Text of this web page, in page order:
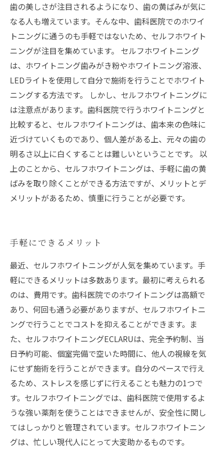
歯の美しさが注目されるようになり、歯の黄ばみが気に
なる人も増えています。そんな中、歯科医院でのホワイ
トニングに通うのも手軽ではないため、セルフホワイト
ニングが注目を集めています。 セルフホワイトニング
は、ホワイトニング歯みがき粉やホワイトニング溶液、
LEDライトを使用して自分で施術を行うことでホワイト
ニングする方法です。 しかし、セルフホワイトニングに
は注意点があります。歯科医院で行うホワイトニングと
比較すると、セルフホワイトニングは、歯本来の色味に
近づけていくものであり、個人差がある上、元々の歯の
明るさ以上に白くすることは難しいということです。 以
上のことから、セルフホワイトニングは、手軽に歯の黄
ばみを取り除くことができる方法ですが、メリットとデ
メリットがあるため、慎重に行うことが必要です。
手軽にできるメリット
最近、セルフホワイトニングが人気を集めています。手
軽にできるメリットは多数あります。最初に考えられる
のは、費用です。歯科医院でのホワイトニングは高額で
あり、何回も通う必要がありますが、セルフホワイトニ
ングで行うことでコストを抑えることができます。ま
た、セルフホワイトニングECLARUは、完全予約制、当
日予約可能、個室完備で空いた時間に、他人の視線を気
にせず施術を行うことができます。自分のペースで行え
るため、ストレスを感じずに行えることも魅力の1つで
す。セルフホワイトニングでは、歯科医院で使用するよ
うな強い薬剤を使うことはできませんが、安全性に関し
てはしっかりと管理されています。セルフホワイトニン
グは、忙しい現代人にとって大変助かるものです。